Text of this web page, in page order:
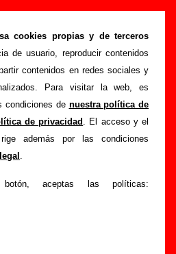
cookies propias y de terceros
de usuario, reproducir contenidos
contenidos en redes sociales y
Para visitar la web, es
condiciones de nuestra política de
de privacidad . El acceso y el
además por las condiciones
.
aceptas las políticas:
canción de The Pribata
> Canciones
todo tipo de información
wait up for me" interpretada por
de su letra, también aparecerá
o los autores, sobre los discos en
tema, sobre la grabación del
a cargo de otros grupos... Si
información adicional, puedes